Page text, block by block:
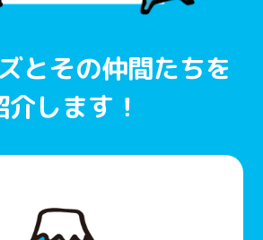
とその仲間たちを
介します！